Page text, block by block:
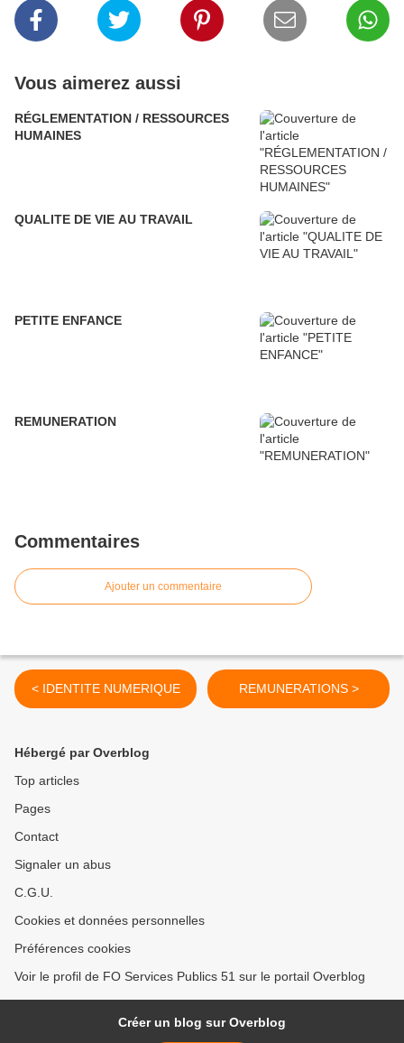
Vous aimerez aussi
RÉGLEMENTATION / RESSOURCES
HUMAINES
QUALITE DE VIE AU TRAVAIL
PETITE ENFANCE
REMUNERATION
Commentaires
Ajouter un commentaire
< IDENTITE NUMERIQUE REMUNERATIONS >
Hébergé par Overblog
Top articles
Pages
Contact
Signaler un abus
C.G.U.
Cookies et données personnelles
Préférences cookies
Voir le profil de FO Services Publics 51 sur le portail Overblog
Créer un blog sur Overblog